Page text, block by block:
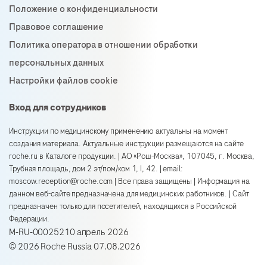
Положение о конфиденциальности
Правовое соглашение
Политика оператора в отношении обработки
персональных данных
Настройки файлов cookie
Вход для сотрудников
Инструкции по медицинскому применению актуальны на момент
создания материала. Актуальные инструкции размещаются на сайте
roche.ru в Каталоге продукции. | АО «Рош-Москва», 107045, г. Москва,
Трубная площадь, дом 2 эт/пом/ком 1, I, 42. | email:
moscow.reception@roche.com | Все права защищены | Информация на
данном веб-сайте предназначена для медицинских работников. | Сайт
предназначен только для посетителей, находящихся в Российской
Федерации.
M-RU-00025210 апрель 2026
©2026Roche Russia07.08.2026